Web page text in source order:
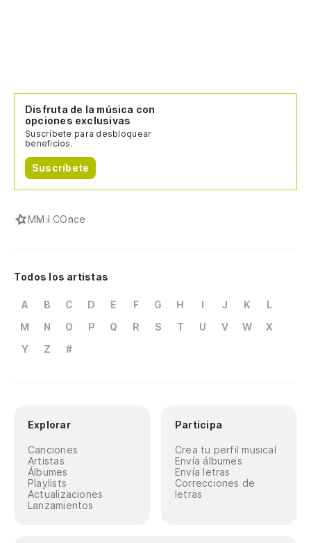
Disfruta de la música con
opciones exclusivas
Suscríbete para desbloquear
beneficios.
Suscríbete
MM I COnce
Todos los artistas
A B C D E F G H I J K
L
M
N O P Q R S T U V W
X
Y
Z #
Explorar
Canciones
Artistas
Álbumes
Playlists
Actualizaciones
Lanzamientos
Participa
Crea tu perfil musical
Envía álbumes
Envía letras
Correcciones de
letras